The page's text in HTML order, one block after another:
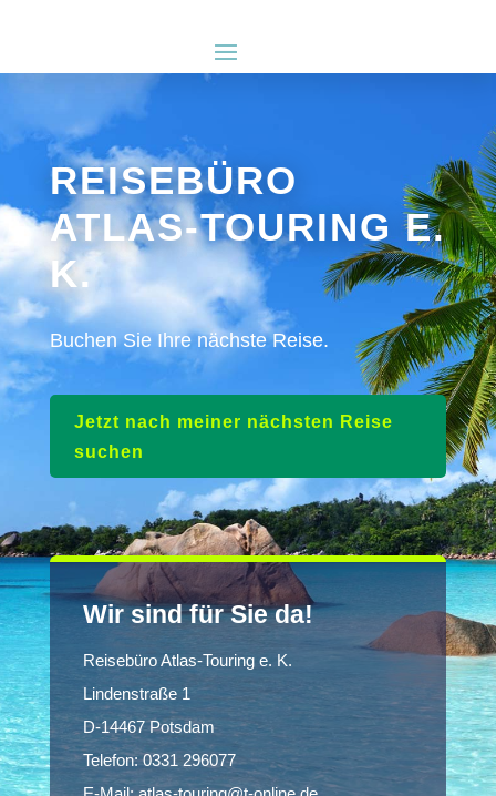
REISEBÜRO
ATLAS-TOURING E.
K.
Buchen Sie Ihre nächste Reise.
Jetzt nach meiner nächsten Reise
suchen
Wir sind für Sie da!
Reisebüro Atlas-Touring e. K.
Lindenstraße 1
D-14467 Potsdam
Telefon:0331 296077